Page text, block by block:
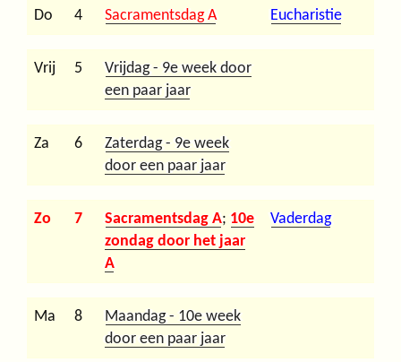
Do 4 Sacramentsdag A Eucharistie
Vrij 5
Vrijdag - 9e week door
een paar jaar
Za 6
Zaterdag - 9e week
door een paar jaar
Zo 7 Sacramentsdag A; 10e
zondag door het jaar
A
Vaderdag
Ma 8
Maandag - 10e week
door een paar jaar